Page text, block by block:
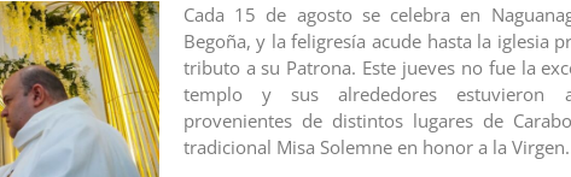
Cada 15 de agosto se celebra en
Begoña, y la feligresía acude hasta la iglesia
tributo a su Patrona. Este jueves no fue la
templo y sus alrededores estuvieron
provenientes de distintos lugares de
tradicional Misa Solemne en honor a la Virgen.